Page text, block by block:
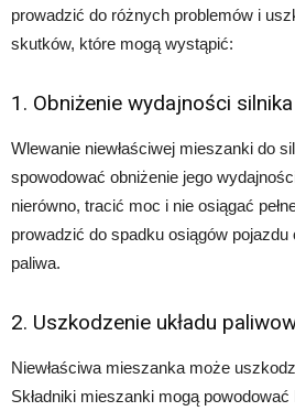
prowadzić do różnych problemów i
skutków, które mogą wystąpić:
1. Obniżenie wydajności silnika
Wlewanie niewłaściwej mieszanki do
spowodować obniżenie jego
nierówno, tracić moc i nie osiągać
prowadzić do spadku osiągów
paliwa.
2. Uszkodzenie układu
Niewłaściwa mieszanka może
Składniki mieszanki mogą powodować